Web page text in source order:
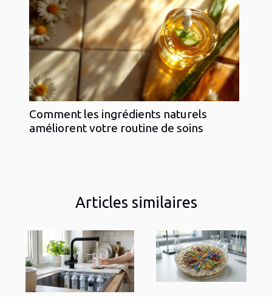
Comment les ingrédients naturels
améliorent votre routine de soins
Articles similaires